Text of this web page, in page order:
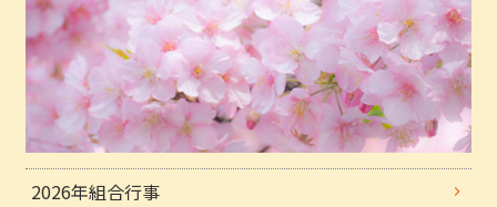
2026年組合行事